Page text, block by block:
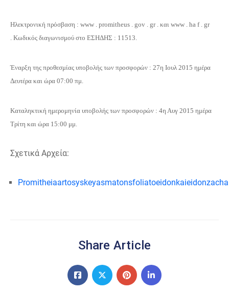
Ηλεκτρονική πρόσβαση : www . promitheus . gov . gr . και www . ha f . gr
. Κωδικός διαγωνισμού στο ΕΣΗΔΗΣ : 11513.
Έναρξη της προθεσμίας υποβολής των προσφορών : 27η Ιουλ 2015 ημέρα
Δευτέρα και ώρα 07:00 πμ.
Καταληκτική ημερομηνία υποβολής των προσφορών : 4η Αυγ 2015 ημέρα
Τρίτη και ώρα 15:00 μμ.
Σχετικά Αρχεία:
Share Article